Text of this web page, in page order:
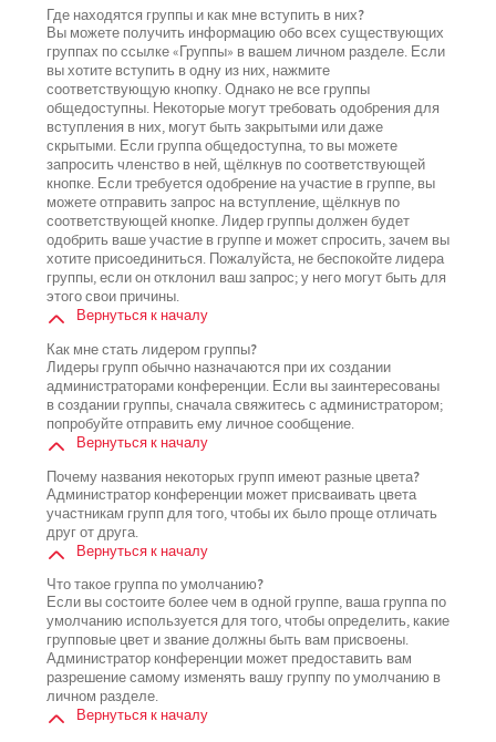
Где находятся группы и как мне вступить в них?
Вы можете получить информацию обо всех существующих
группах по ссылке «Группы» в вашем личном разделе. Если
вы хотите вступить в одну из них, нажмите
соответствующую кнопку. Однако не все группы
общедоступны. Некоторые могут требовать одобрения для
вступления в них, могут быть закрытыми или даже
скрытыми. Если группа общедоступна, то вы можете
запросить членство в ней, щёлкнув по соответствующей
кнопке. Если требуется одобрение на участие в группе, вы
можете отправить запрос на вступление, щёлкнув по
соответствующей кнопке. Лидер группы должен будет
одобрить ваше участие в группе и может спросить, зачем вы
хотите присоединиться. Пожалуйста, не беспокойте лидера
группы, если он отклонил ваш запрос; у него могут быть для
этого свои причины.
Вернуться к началу
Как мне стать лидером группы?
Лидеры групп обычно назначаются при их создании
администраторами конференции. Если вы заинтересованы
в создании группы, сначала свяжитесь с администратором;
попробуйте отправить ему личное сообщение.
Вернуться к началу
Почему названия некоторых групп имеют разные цвета?
Администратор конференции может присваивать цвета
участникам групп для того, чтобы их было проще отличать
друг от друга.
Вернуться к началу
Что такое группа по умолчанию?
Если вы состоите более чем в одной группе, ваша группа по
умолчанию используется для того, чтобы определить, какие
групповые цвет и звание должны быть вам присвоены.
Администратор конференции может предоставить вам
разрешение самому изменять вашу группу по умолчанию в
личном разделе.
Вернуться к началу